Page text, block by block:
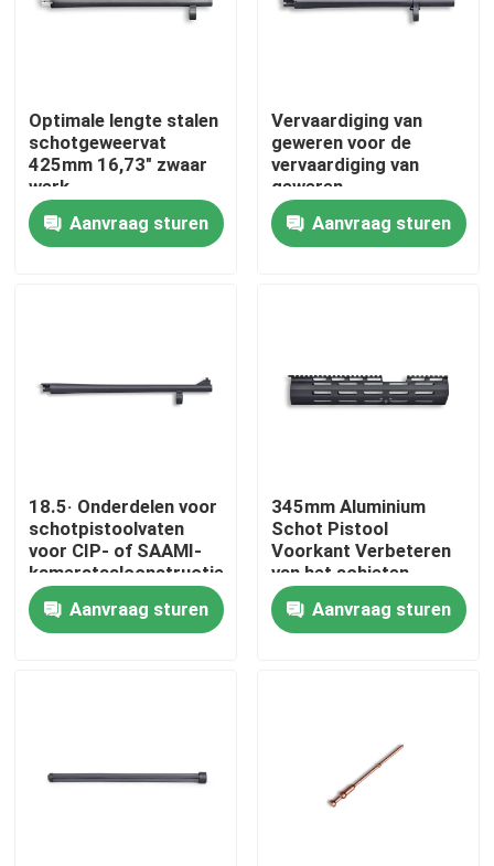
Thuis
Kwaliteitscontrole
Neem contact met ons op
De Jachtgeweren van de pompactie
Optimale lengte stalen
schotgeweervat
425mm 16,73" zwaar
werk
Aanvraag sturen
Vervaardiging van
geweren voor de
vervaardiging van
geweren
Aanvraag sturen
18.5· Onderdelen voor
schotpistoolvaten
voor CIP- of SAAMI-
kamerstaalconstructies
Aanvraag sturen
345mm Aluminium
Schot Pistool
Voorkant Verbeteren
van het schieten
ervaring lichtgewicht
Aanvraag sturen